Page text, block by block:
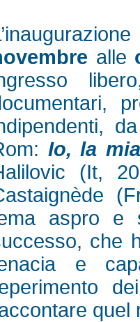
alle
Io, la
(It,
aspro e
che
e
quel